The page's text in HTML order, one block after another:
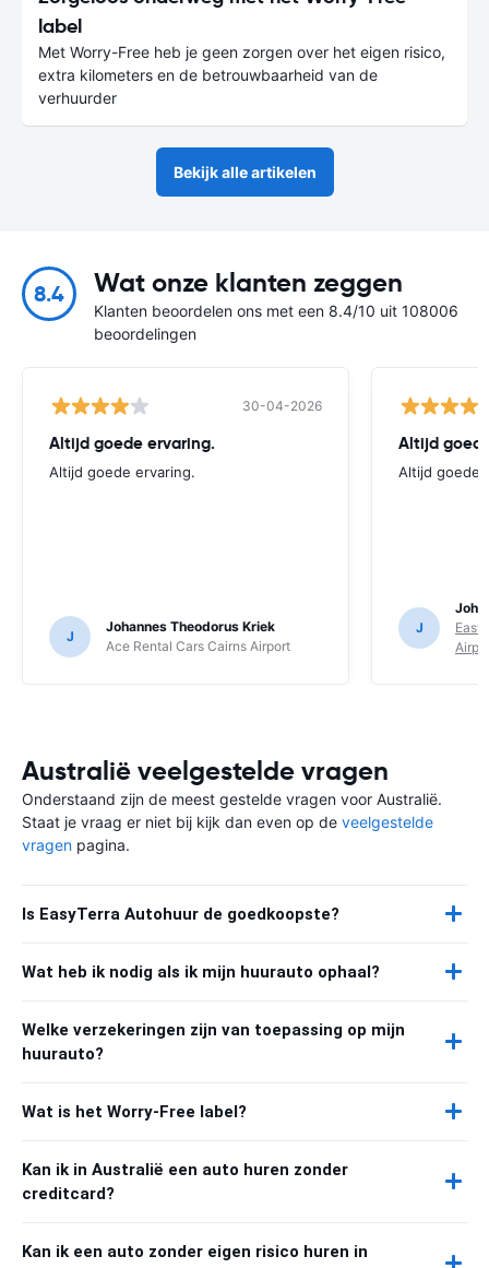
label
Met Worry-Free heb je geen zorgen over het eigen risico,
extra kilometers en de betrouwbaarheid van de
verhuurder
Bekijk alle artikelen
8.4 Wat onze klanten zeggen
Klanten beoordelen ons met een 8.4/10 uit 108006
beoordelingen
30-04-2026
Altijd goede ervaring.
Altijd goede ervaring.
J
Johannes Theodorus Kriek
Ace Rental Cars Cairns Airport
Altijd
Altijd goede
J
East
Australië veelgestelde vragen
Onderstaand zijn de meest gestelde vragen voor Australië.
Staat je vraag er niet bij kijk dan even op de veelgestelde
vragen pagina.
Is EasyTerra Autohuur de goedkoopste?
Wat heb ik nodig als ik mijn huurauto ophaal?
Welke verzekeringen zijn van toepassing op mijn
huurauto?
Wat is het Worry-Free label?
Kan ik in Australië een auto huren zonder
creditcard?
Kan ik een auto zonder eigen risico huren in